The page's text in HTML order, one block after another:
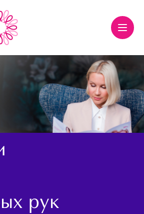
рук